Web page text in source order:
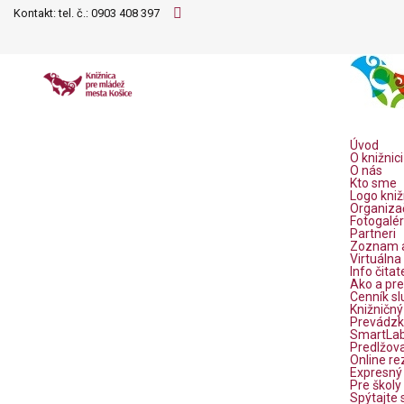
Kontakt: tel. č.: 0903 408 397
Úvod
O knižnici
O nás
Kto sme
Logo
Partneri
Zoznam
Virtuálna
Info
Ako a
Cenník
Online
Pre školy
Spýtajte